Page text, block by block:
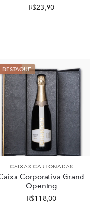
R$23,90
Novo!
CAIXAS CARTONADAS
Corporativa Grand
Opening
R$118,00